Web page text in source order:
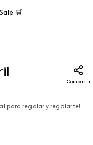
🛒
Compartir
para regalar y regalarte!